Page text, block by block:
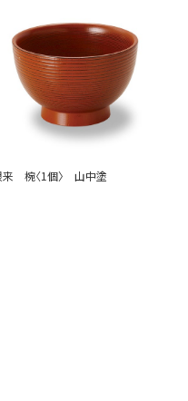
来 椀〈1個〉 山中塗